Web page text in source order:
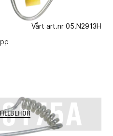
Vårt art.nr 05.N2913H